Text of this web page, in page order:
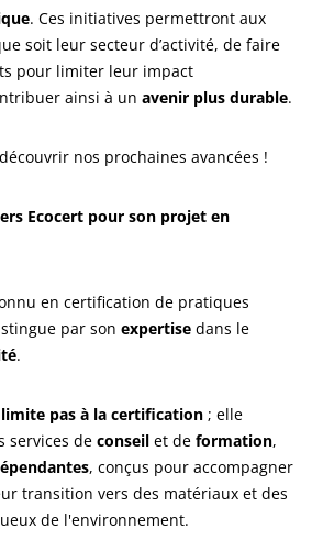
. Ces initiatives permettront aux
soit leur secteur d’activité, de faire
pour limiter leur impact
ainsi à un avenir plus durable.
nos prochaines avancées !
Ecocert pour son projet en
en certification de pratiques
par son expertise dans le
.
pas à la certification ; elle
services de conseil et de formation,
, conçus pour accompagner
transition vers des matériaux et des
de l'environnement.